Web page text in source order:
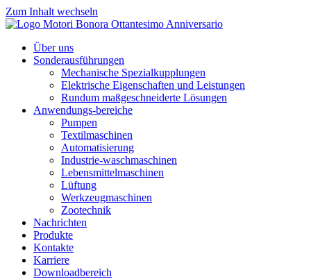
Zum Inhalt wechseln
Über uns
Sonderausführungen
Mechanische Spezialkupplungen
Elektrische Eigenschaften und Leistungen
Rundum maßgeschneiderte Lösungen
Anwendungs-bereiche
Pumpen
Textilmaschinen
Automatisierung
Industrie-waschmaschinen
Lebensmittelmaschinen
Lüftung
Werkzeugmaschinen
Zootechnik
Nachrichten
Produkte
Kontakte
Karriere
Downloadbereich